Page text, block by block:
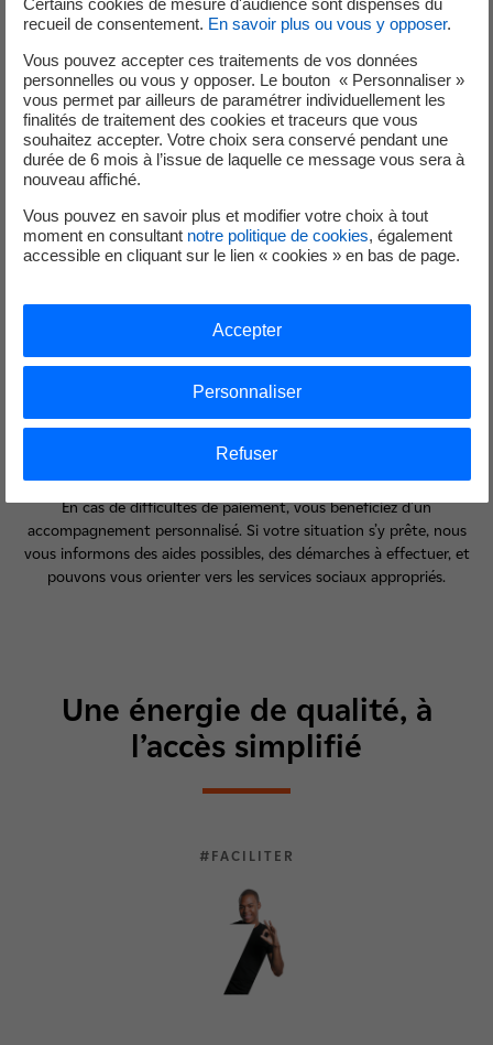
Arrêtez de choisir entre confort et économie
Bénéficiez de nos conseils et de nos offresAgir Pluspour améliorer
#ACCOMPAGNER
Ne surmontez plus seul les moments difficiles
En cas de difficultés de paiement, vous bénéficiez d’un
accompagnement personnalisé. Si votre situation s’y prête, nous
vous informons des aides possibles, des démarches à effectuer, et
pouvons vous orienter vers les services sociaux appropriés.
Une énergie de qualité, à
l’accès simplifié
#FACILITER
recueil de consentement. En savoir plus ou vous y opposer.
Vous pouvez accepter ces traitements de vos données
personnelles ou vous y opposer. Le bouton « Personnaliser »
vous permet par ailleurs de paramétrer individuellement les
finalités de traitement des cookies et traceurs que vous
souhaitez accepter. Votre choix sera conservé pendant une
durée de 6 mois à l’issue de laquelle ce message vous sera à
nouveau affiché.
Vous pouvez en savoir plus et modifier votre choix à tout
moment en consultant notre politique de cookies, également
accessible en cliquant sur le lien « cookies » en bas de page.
Refuser
Personnaliser
Accepter